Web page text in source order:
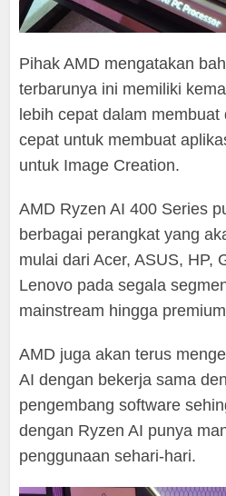
Pihak AMD mengatakan
terbarunya ini memiliki
lebih cepat dalam membuat
cepat untuk membuat
untuk Image Creation.
AMD Ryzen AI 400 Series
berbagai perangkat yang
mulai dari Acer, ASUS, HP,
Lenovo pada segala
mainstream hingga
AMD juga akan terus
AI dengan bekerja sama
pengembang software
dengan Ryzen AI punya
penggunaan sehari-hari.